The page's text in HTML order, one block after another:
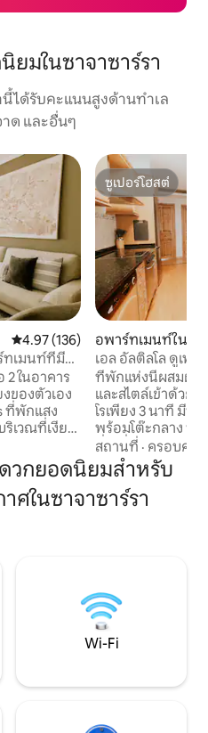
มในซาจาซาร์รา
ได้รับคะแนนสูงด้านทำเล
ด และอื่นๆ
คะแนนเฉลี่ย 4.97 จาก 5, 136 รีวิว
4.97 (136)
ทเมนท์ที่มี
2 ในอาคาร
ริเวณที่เงียบ
ของตัวเมือง
บความ
มีทีวีจอแบน
ครื่องใช้
กผ้า เครื่อง
งชงกาแฟ
ค้า และกา
โดยต้องจอง
ซูเปอร์โฮสต์
ซูเปอร์โฮสต์
อพาร์ทเมนท์ใน ฮา
เอล อัลติลโล ดูเพ
เมือง
ที่พักแห่งนี้ผสมผส
และสไตล์เข้าด้วย
โรเพียง 3 นาที มีห้
พร้อมโต๊ะกลาง พื้
ที่น่ารื่นรมย์ ปล่อยให้ตัวคุณเองประหลาดใจ
กับห้องใต้หลังคาที่
เหมาะสำหรับการ
ที่คุณชื่นชอบ เพิ่งไ
สถานที่ · ครอบครัว
วกยอดนิยมสำหรับ
ศในซาจาซาร์รา
Wi-Fi